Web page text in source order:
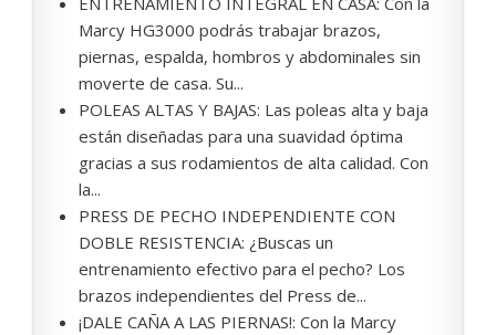
Marcy HG3000 podrás trabajar brazos,
piernas, espalda, hombros y abdominales sin
moverte de casa. Su...
POLEAS ALTAS Y BAJAS: Las poleas alta y baja
están diseñadas para una suavidad óptima
gracias a sus rodamientos de alta calidad. Con
la...
PRESS DE PECHO INDEPENDIENTE CON
DOBLE RESISTENCIA: ¿Buscas un
entrenamiento efectivo para el pecho? Los
brazos independientes del Press de...
¡DALE CAÑA A LAS PIERNAS!: Con la Marcy